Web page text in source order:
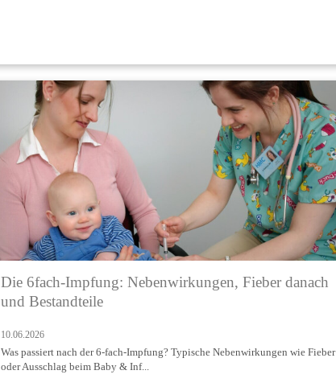
Die 6fach-Impfung: Nebenwirkungen, Fieber danach
und Bestandteile
10.06.2026
Was passiert nach der 6-fach-Impfung? Typische Nebenwirkungen wie Fieber
oder Ausschlag beim Baby & Inf...